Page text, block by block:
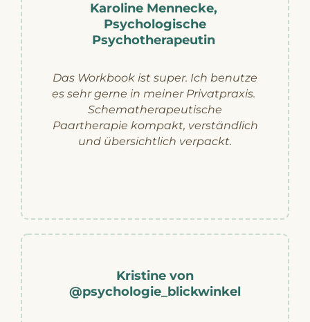
Karoline Mennecke,
Psychologische
Psychotherapeutin
Das Workbook ist super. Ich benutze
es sehr gerne in meiner Privatpraxis.
Schematherapeutische
Paartherapie kompakt, verständlich
und übersichtlich verpackt.
Kristine von
@psychologie_blickwinkel